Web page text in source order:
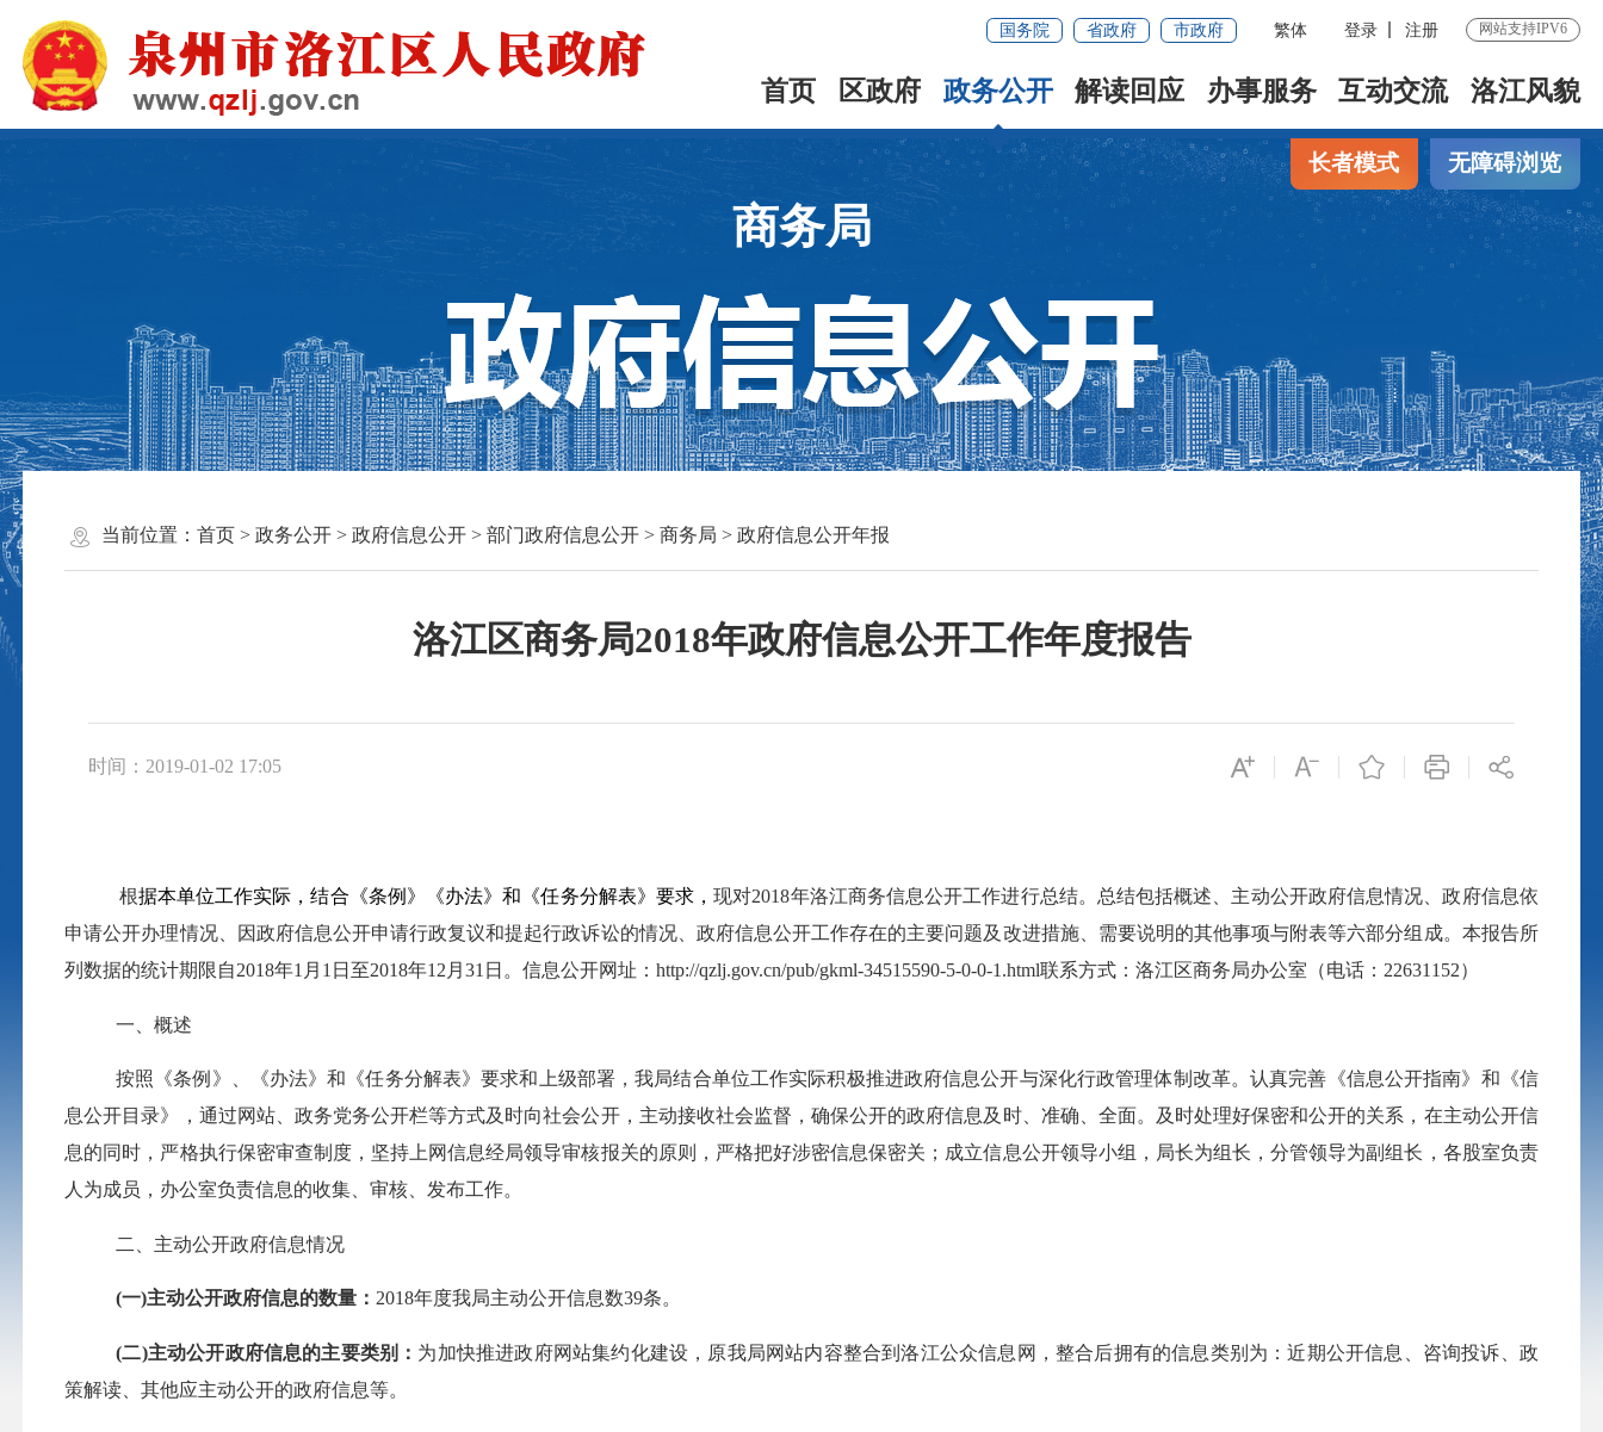
国务院 省政府 市政府 繁体 登录 注册 网站支持IPV6
首页 区政府 政务公开 解读回应 办事服务 互动交流 洛江风貌
长者模式 无障碍浏览
商务局
当前位置： 首页> 政务公开> 政府信息公开> 部门政府信息公开> 商务局 > 政府信息公开年报
洛江区商务局2018年政府信息公开工作年度报告
时间：2019-01-02 17:05
根据本单位工作实际，结合《条例》《办法》和《任务分解表》要求，现对2018年洛江商务信息公开工作进行总结。总结包括概述、主动公开政府信息情况、政府信息依
申请公开办理情况、因政府信息公开申请行政复议和提起行政诉讼的情况、政府信息公开工作存在的主要问题及改进措施、需要说明的其他事项与附表等六部分组成。本报告所
列数据的统计期限自2018年1 月 1 日至2018年12 月31 日。信息公开网址：http://qzlj.gov.cn/pub/gkml-34515590-5-0-0-1.html联系方式：洛江区商务局办公室（电话： 22631152）
一、概述
按照《条例》、《办法》和《任务分解表》要求和上级部署，我局结合单位工作实际积极推进政府信息公开与深化行政管理体制改革。认真完善《信息公开指南》和《信
息公开目录》，通过网站、政务党务公开栏等方式及时向社会公开，主动接收社会监督，确保公开的政府信息及时、准确、全面。及时处理好保密和公开的关系，在主动公开信
息的同时，严格执行保密审查制度，坚持上网信息经局领导审核报关的原则，严格把好涉密信息保密关；成立信息公开领导小组，局长为组长，分管领导为副组长，各股室负责
人为成员，办公室负责信息的收集、审核、发布工作。
二、主动公开政府信息情况
(一)主动公开政府信息的数量： 2018年度我局主动公开信息数39条。
(二)主动公开政府信息的主要类别： 为加快推进政府网站集约化建设，原我局网站内容整合到洛江公众信息网，整合后拥有的信息类别为：近期公开信息、咨询投诉、政
策解读、其他应主动公开的政府信息等。